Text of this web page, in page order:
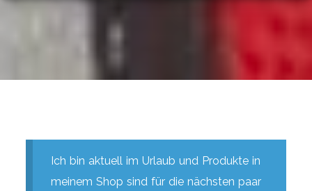
Ich bin aktuell im Urlaub und Produkte in
meinem Shop sind für die nächsten paar